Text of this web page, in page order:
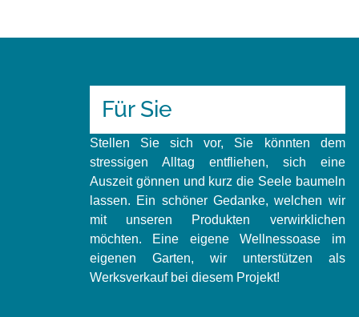
Für Sie
Stellen Sie sich vor, Sie könnten dem
stressigen Alltag entfliehen, sich eine
Auszeit gönnen und kurz die Seele baumeln
lassen. Ein schöner Gedanke, welchen wir
mit unseren Produkten verwirklichen
möchten. Eine eigene Wellnessoase im
eigenen Garten, wir unterstützen als
Werksverkauf bei diesem Projekt!